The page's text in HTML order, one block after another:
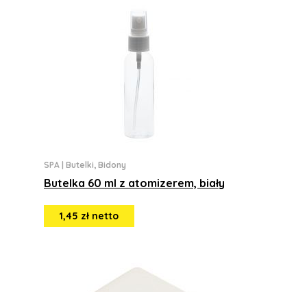
SPA Butelki, Bidony
Butelka 60 ml z atomizerem, biały
1,45 zł netto